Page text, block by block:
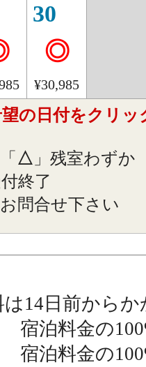
30
◎
¥30,985
の日付をクリッ
「 △ 」残室わずか
付終了
問合せ下さい
14日前から
料金の
料金の